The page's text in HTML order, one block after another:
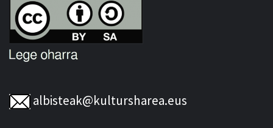
albisteak@kultursharea.eus